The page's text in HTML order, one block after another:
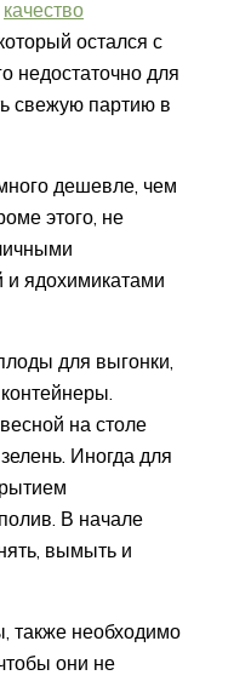
качество
остался с
недостаточно для
свежую партию в
дешевле, чем
этого, не
ядохимикатами
для выгонки,
на столе
Иногда для
В начале
вымыть и
также необходимо
они не